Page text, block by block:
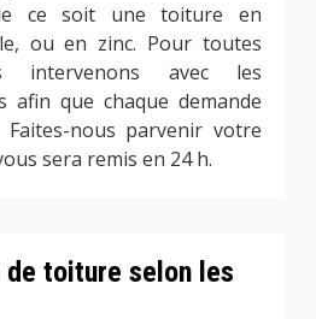
ce soit une toiture en
ou en zinc. Pour toutes
intervenons avec les
afin que chaque demande
nous parvenir votre
sera remis en 24 h.
de toiture selon les